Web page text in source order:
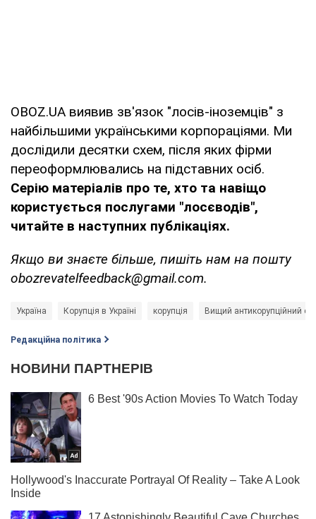
OBOZ.UA виявив зв'язок "лосів-іноземців" з
найбільшими українськими корпораціями. Ми
дослідили десятки схем, після яких фірми
переоформлювались на підставних осіб.
Серію матеріалів про те, хто та навіщо
користується послугами "лосєводів",
читайте в наступних публікаціях.
Якщо ви знаєте більше, пишіть нам на пошту
obozrevatelfeedback@gmail.com.
Україна Корупція в Україні корупція Вищий антикорупційний
Редакційна політика